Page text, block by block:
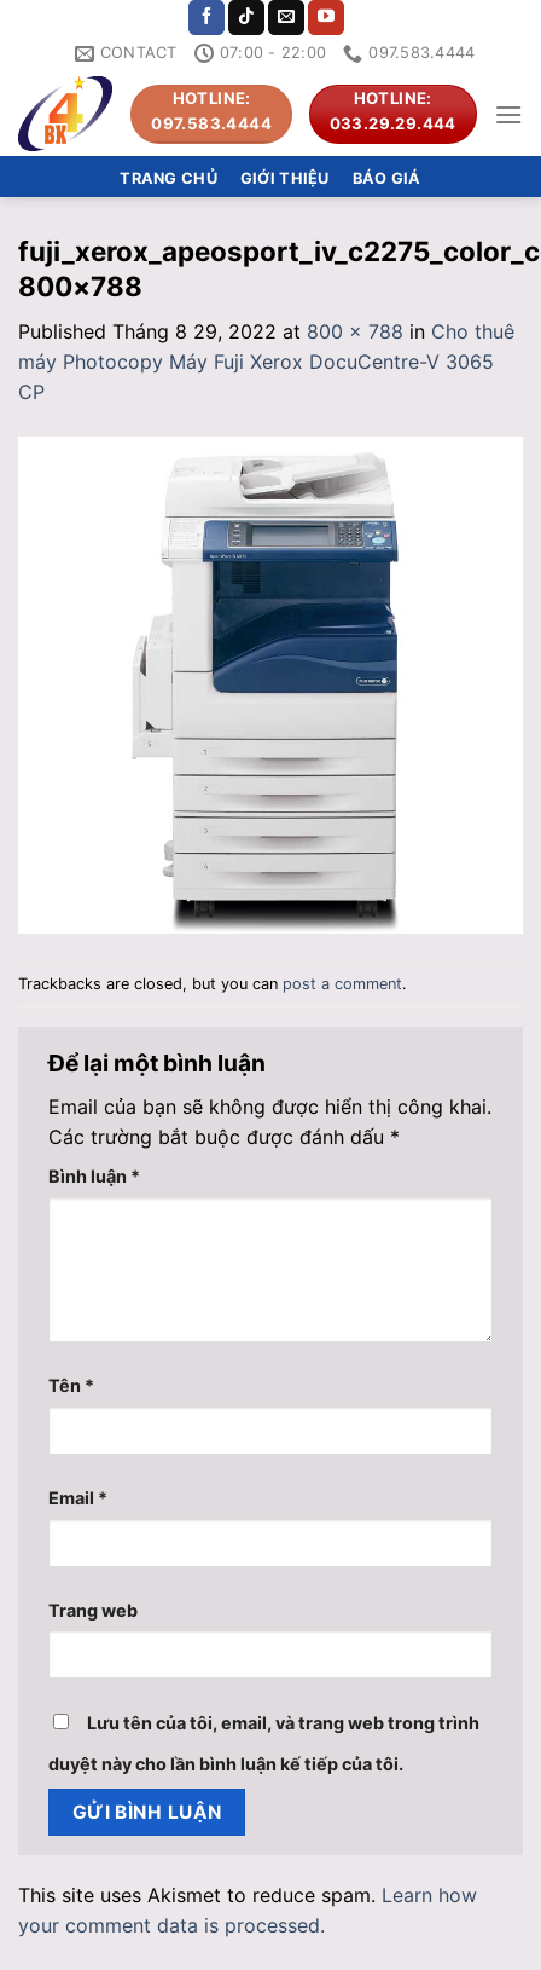
CONTACT 07:00 - 22:00 097.583.4444
HOTLINE:
097.583.4444
HOTLINE:
033.29.29.444
TRANG CHỦ GIỚI THIỆU BÁO GIÁ
800×788
Published Tháng 8 29, 2022 at 800 × 788 in Cho thuê
máy Photocopy Máy Fuji Xerox DocuCentre-V 3065
CP
Trackbacks are closed, but you can post a comment.
Để lại một bình luận
Email của bạn sẽ không được hiển thị công khai.
Các trường bắt buộc được đánh dấu *
Bình luận *
Tên *
Email *
Trang web
Lưu tên của tôi, email, và trang web trong trình
duyệt này cho lần bình luận kế tiếp của tôi.
This site uses Akismet to reduce spam. Learn how
your comment data is processed.